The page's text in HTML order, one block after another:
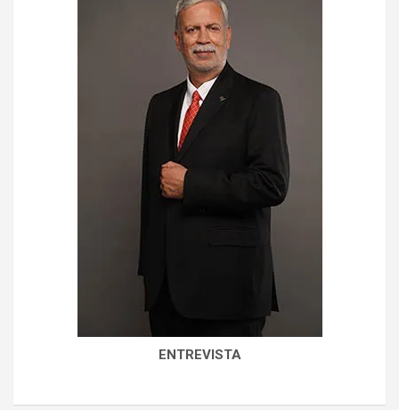
ENTREVISTA